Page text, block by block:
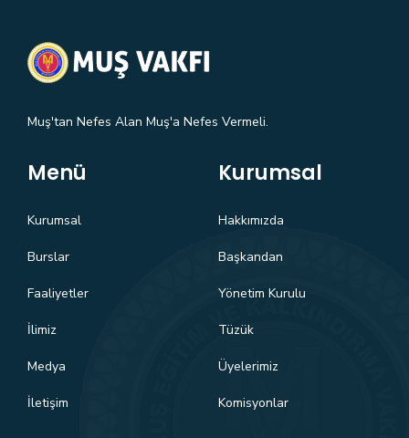
Muş'tan Nefes Alan Muş'a Nefes Vermeli.
Menü
Kurumsal
Burslar
Faaliyetler
İlimiz
Medya
İletişim
Kurumsal
Hakkımızda
Başkandan
Yönetim Kurulu
Tüzük
Üyelerimiz
Komisyonlar